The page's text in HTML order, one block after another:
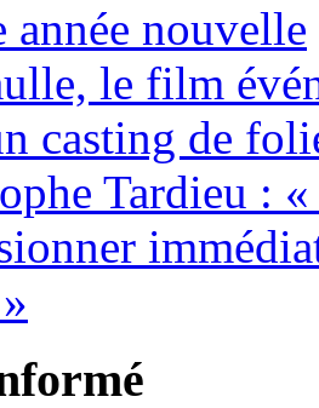
année nouvelle
le film
casting de
Tardieu : «